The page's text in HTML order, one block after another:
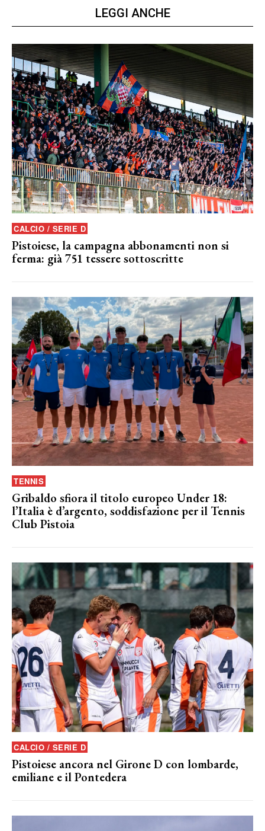
LEGGI ANCHE
CALCIO / SERIE D
Pistoiese, la campagna abbonamenti non si
ferma: già 751 tessere sottoscritte
TENNIS
Gribaldo sfiora il titolo europeo Under 18:
l’Italia è d’argento, soddisfazione per il Tennis
Club Pistoia
CALCIO / SERIE D
Pistoiese ancora nel Girone D con lombarde,
emiliane e il Pontedera